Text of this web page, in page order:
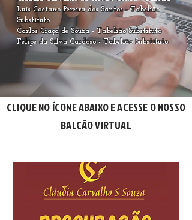
Luis Caetano Pereira dos Santos - Tabelião
Substituto
Carlos Graça de Souza - Tabelião Substituto
Felipe da Silva Cardoso - Tabelião Substituto
CLIQUE NO ÍCONE ABAIXO E ACESSE O NOSSO
BALCÃO VIRTUAL